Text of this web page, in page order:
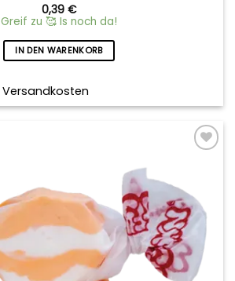
0,39 €
Greif zu 🥰 Is noch da!
IN DEN WARENKORB
Versandkosten